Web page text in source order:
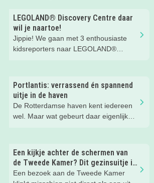
LEGOLAND® Discovery Centre daar
wil je naartoe!
Jippie! We gaan met 3 enthousiaste
kidsreporters naar LEGOLAND®
Scheveningen waar die toffe giraffe
Gigi voor staat.... Wat een geweldig
kleurrijk LEGO® speelparadijs voor
kinderen!
Portlantis: verrassend én spannend
uitje in de haven
De Rotterdamse haven kent iedereen
wel. Maar wat gebeurt daar eigenlijk
gingen er een dag met vier meiden
heen en kwamen tijd tekort!
Een kijkje achter de schermen van
de Tweede Kamer? Dit gezinsuitje is
verrassend leuk!
Een bezoek aan de Tweede Kamer